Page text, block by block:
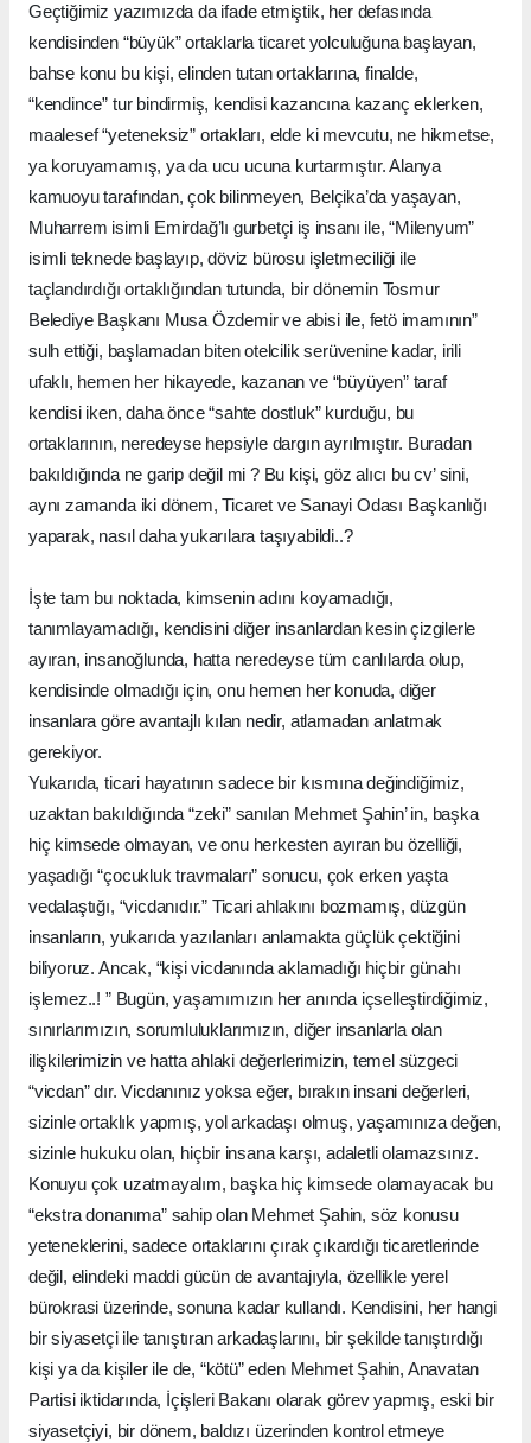
Geçtiğimiz yazımızda da ifade etmiştik, her defasında
kendisinden “büyük” ortaklarla ticaret yolculuğuna başlayan,
bahse konu bu kişi, elinden tutan ortaklarına, finalde,
“kendince” tur bindirmiş, kendisi kazancına kazanç eklerken,
maalesef “yeteneksiz” ortakları, elde ki mevcutu, ne hikmetse,
ya koruyamamış, ya da ucu ucuna kurtarmıştır. Alanya
kamuoyu tarafından, çok bilinmeyen, Belçika’da yaşayan,
Muharrem isimli Emirdağ’lı gurbetçi iş insanı ile, “Milenyum”
isimli teknede başlayıp, döviz bürosu işletmeciliği ile
taçlandırdığı ortaklığından tutunda, bir dönemin Tosmur
Belediye Başkanı Musa Özdemir ve abisi ile, fetö imamının”
sulh ettiği, başlamadan biten otelcilik serüvenine kadar, irili
ufaklı, hemen her hikayede, kazanan ve “büyüyen” taraf
kendisi iken, daha önce “sahte dostluk” kurduğu, bu
ortaklarının, neredeyse hepsiyle dargın ayrılmıştır. Buradan
bakıldığında ne garip değil mi ? Bu kişi, göz alıcı bu cv’ sini,
aynı zamanda iki dönem, Ticaret ve Sanayi Odası Başkanlığı
yaparak, nasıl daha yukarılara taşıyabildi..?
İşte tam bu noktada, kimsenin adını koyamadığı,
tanımlayamadığı, kendisini diğer insanlardan kesin çizgilerle
ayıran, insanoğlunda, hatta neredeyse tüm canlılarda olup,
kendisinde olmadığı için, onu hemen her konuda, diğer
insanlara göre avantajlı kılan nedir, atlamadan anlatmak
gerekiyor.
Yukarıda, ticari hayatının sadece bir kısmına değindiğimiz,
uzaktan bakıldığında “zeki” sanılan Mehmet Şahin’ in, başka
hiç kimsede olmayan, ve onu herkesten ayıran bu özelliği,
yaşadığı “çocukluk travmaları” sonucu, çok erken yaşta
vedalaştığı, “vicdanıdır.” Ticari ahlakını bozmamış, düzgün
insanların, yukarıda yazılanları anlamakta güçlük çektiğini
biliyoruz. Ancak, “kişi vicdanında aklamadığı hiçbir günahı
işlemez..! ” Bugün, yaşamımızın her anında içselleştirdiğimiz,
sınırlarımızın, sorumluluklarımızın, diğer insanlarla olan
ilişkilerimizin ve hatta ahlaki değerlerimizin, temel süzgeci
“vicdan” dır. Vicdanınız yoksa eğer, bırakın insani değerleri,
sizinle ortaklık yapmış, yol arkadaşı olmuş, yaşamınıza değen,
sizinle hukuku olan, hiçbir insana karşı, adaletli olamazsınız.
Konuyu çok uzatmayalım, başka hiç kimsede olamayacak bu
“ekstra donanıma” sahip olan Mehmet Şahin, söz konusu
yeteneklerini, sadece ortaklarını çırak çıkardığı ticaretlerinde
değil, elindeki maddi gücün de avantajıyla, özellikle yerel
bürokrasi üzerinde, sonuna kadar kullandı. Kendisini, her hangi
bir siyasetçi ile tanıştıran arkadaşlarını, bir şekilde tanıştırdığı
kişi ya da kişiler ile de, “kötü” eden Mehmet Şahin, Anavatan
Partisi iktidarında, İçişleri Bakanı olarak görev yapmış, eski bir
siyasetçiyi, bir dönem, baldızı üzerinden kontrol etmeye